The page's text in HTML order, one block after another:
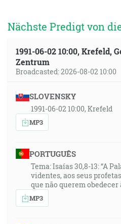
Nächste Predigt von
1991-06-02 10:00, Krefeld,
Zentrum
Broadcasted: 2026-08-02 10:00
SLOVENSKY
1991-06-02 10:00, Krefeld
MP3
PORTUGUÊS
Tema: Isaías 30,8-13: “A
videntes, aos seus
que não querem obedecer
MP3